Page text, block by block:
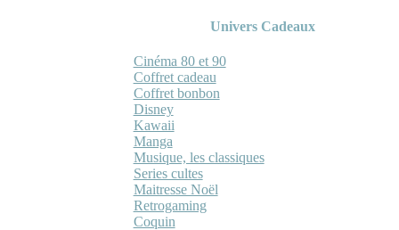
Univers Cadeaux
Cinéma 80 et 90
Coffret cadeau
Coffret bonbon
Disney
Kawaii
Manga
Musique, les classiques
Series cultes
Maitresse Noël
Retrogaming
Coquin